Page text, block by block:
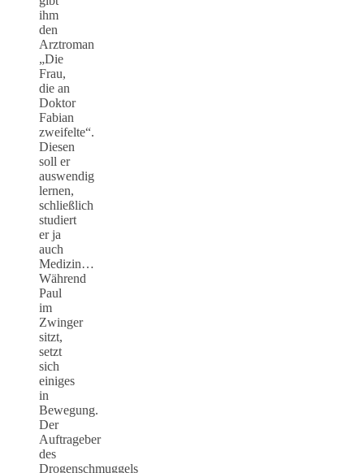
ihm
den
Arztroman
„Die
Frau,
die an
Doktor
Fabian
zweifelte“.
Diesen
soll er
auswendig
lernen,
schließlich
studiert
er ja
auch
Medizin…
Während
Paul
im
Zwinger
sitzt,
setzt
sich
einiges
in
Bewegung.
Der
Auftrageber
des
Drogenschmuggels